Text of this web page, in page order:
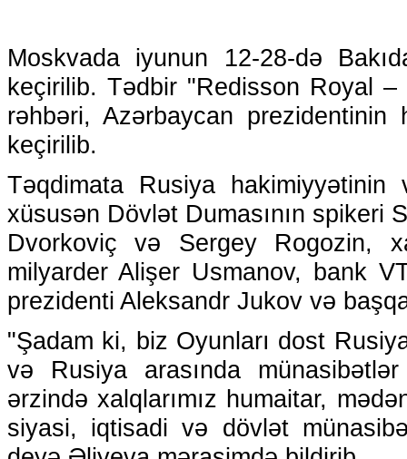
Moskvada iyunun 12-28-də
keçirilib. Tədbir "Redisson Royal
rəhbəri, Azərbaycan prezidentinin
keçirilib.
Təqdimata Rusiya
xüsusən Dövlət Dumasının spikeri
Dvorkoviç və Sergey Rogozin,
milyarder Alişer Usmanov, bank
prezidenti Aleksandr Jukov və
"Şadam ki, biz Oyunları dost
və Rusiya arasında
ərzində xalqlarımız humaitar,
siyasi, iqtisadi və dövlət